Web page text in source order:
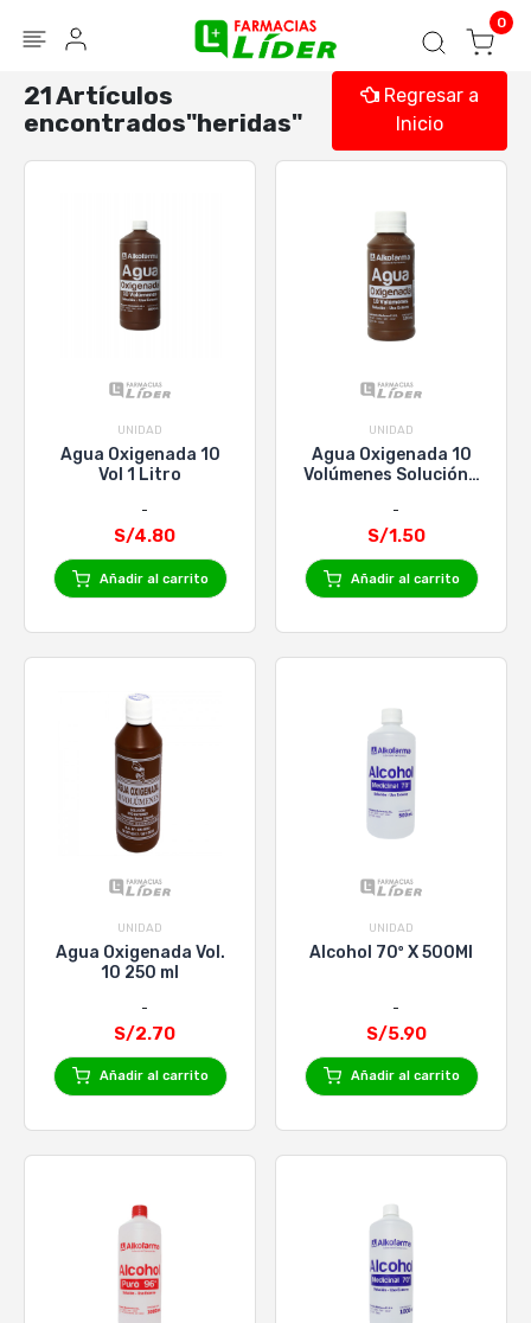
Seguir mi pedido 0
21 Artículos
encontrados"heridas"
Regresar a
Inicio
UNIDAD
Agua Oxigenada 10
Vol 1 Litro
S/4.80
Añadir al carrito
UNIDAD
Agua Oxigenada 10
Volúmenes Solución -
S/1.50
Añadir al carrito
UNIDAD
Agua Oxigenada Vol.
10 250 ml
S/2.70
Añadir al carrito
UNIDAD
Alcohol 70º X 500Ml
S/5.90
Añadir al carrito